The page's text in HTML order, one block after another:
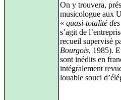
On y trouvera,
musicologue aux
« quasi‑totalité
s’agit de
recueil supervisé
Bourgois, 1985).
sont inédits en
intégralement
louable souci